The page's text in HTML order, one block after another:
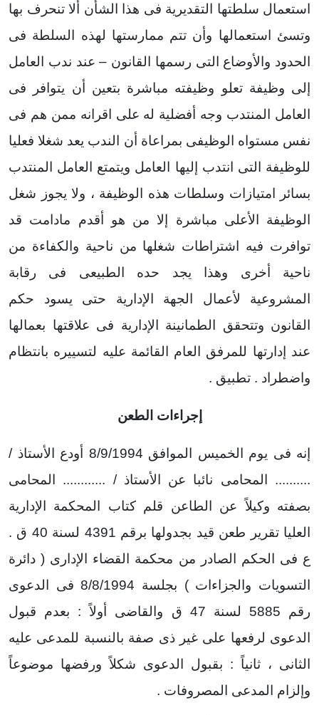
استعمال سلطتها التقديرية فى هذا الشأن ألا تنحرف بها
وتسئ استعمالها وأن تتم ممارستها لهذه السلطة فى
الحدود والأوضاع التى رسمها القانون – عند ندب العامل
إلى وظيفة تعلو وظيفته مباشرة بتعين أن يتوافر فى
العامل المنتدب وجه أفضلية له على اقرانه ممن هم فى
نفس مستواه الوظيفى بمراعاة أن الندب يعد شغلا فعليا
للوظيفة التى انتدب إليها العامل ويتمتع العامل المنتدب
بسائر امتيازات وسلطات هذه الوظيفة ، ولا يجوز شغل
الوظيفة الأعلى مباشرة إلا من هو أقدم مادامت قد
توافرت فيه اشتراطات شغلها من ناحية والكفاءة من
ناحية أخرى وهذا يجد حده الطبيعى فى رقابة
المشروعية لأعمال الجهة الإدارية حتى يسود حكم
القانون وتتحقق الطمانينة الإدارية فى علاقتها بعمالها
عند إدارتها للمرفق العام القائمة عليه لتسييره بانتظام
واضطراد . تطبيق .
إجراءات الطعن
إنه فى يوم الخميس الموافق 8/9/1994 أودع الأستاذ /
.......... المحامى نائبا عن الأستاذ / ............ المحامى
بصفته وكيلاً عن الطاعن قلم كتاب المحكمة الإدارية
العليا تقرير طعن قيد بجدولها برقم 4391 لسنة 40 ق .
ع فى الحكم الصادر من محكمة القضاء الإدارى ( دائرة
التسويات والجزاءات ) بجلسة 8/8/1994 فى الدعوى
رقم 5885 لسنة 47 ق والقاضى أولاً : بعدم قبول
الدعوى لرفعها على غير ذى صفة بالنسبة للمدعى عليه
الثانى ، ثانياً : بقبول الدعوى شكلاً ورفضها موضوعاً
وإلزام المدعى المصروفات .